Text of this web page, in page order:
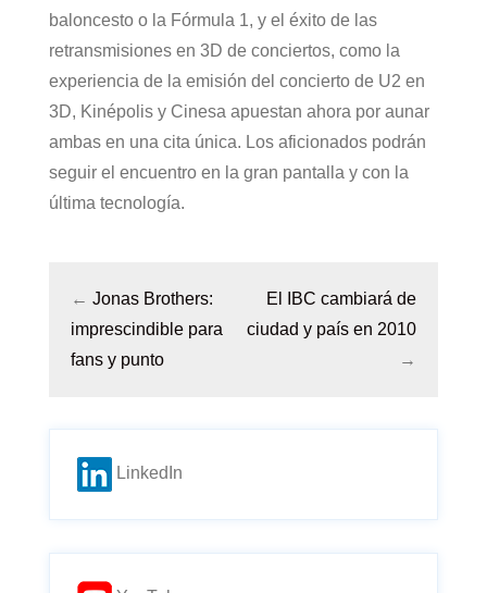
baloncesto o la Fórmula 1, y el éxito de las
retransmisiones en 3D de conciertos, como la
experiencia de la emisión del concierto de U2 en
3D, Kinépolis y Cinesa apuestan ahora por aunar
ambas en una cita única. Los aficionados podrán
seguir el encuentro en la gran pantalla y con la
última tecnología.
← Jonas Brothers:
imprescindible para
fans y punto
El IBC cambiará de
ciudad y país en 2010
→
LinkedIn